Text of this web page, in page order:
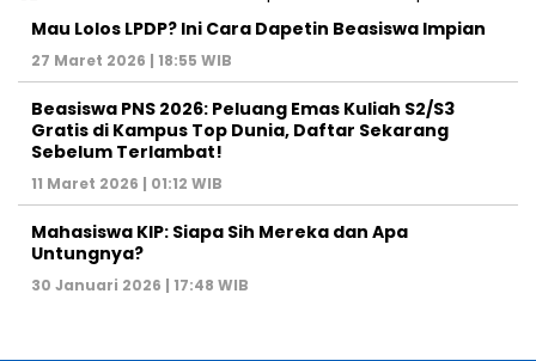
Mau Lolos LPDP? Ini Cara Dapetin Beasiswa Impian
27 Maret 2026 | 18:55 WIB
Beasiswa PNS 2026: Peluang Emas Kuliah S2/S3
Gratis di Kampus Top Dunia, Daftar Sekarang
Sebelum Terlambat!
11 Maret 2026 | 01:12 WIB
Mahasiswa KIP: Siapa Sih Mereka dan Apa
Untungnya?
30 Januari 2026 | 17:48 WIB